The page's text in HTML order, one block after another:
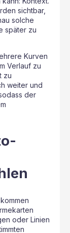
sichtbar,
solche
später zu
Kurven
Verlauf zu
zu
weiter und
der
oder Linien